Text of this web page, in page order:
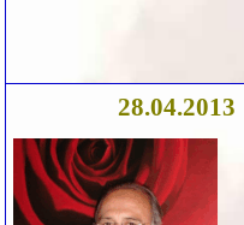
28.04.2013